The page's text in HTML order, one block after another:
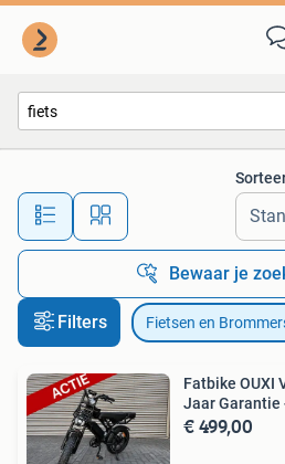
Alle afstanden…
Bewaar je
Filters Fietsen en
Fatbike OUXI
Jaar Garantie
€ 499,00